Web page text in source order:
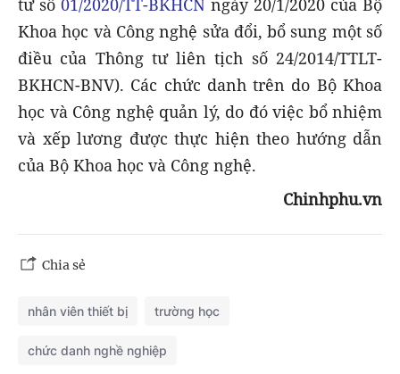
Khoa học và Công nghệ sửa đổi, bổ sung một số
điều của Thông tư liên tịch số 24/2014/TTLT-
BKHCN-BNV). Các chức danh trên do Bộ Khoa
học và Công nghệ quản lý, do đó việc bổ nhiệm
và xếp lương được thực hiện theo hướng dẫn
của Bộ Khoa học và Công nghệ.
Chinhphu.vn
Chia sẻ
nhân viên thiết bị trường học
chức danh nghề nghiệp